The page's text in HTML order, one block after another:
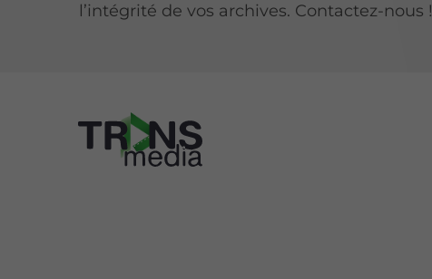
l’intégrité de vos archives. Contactez-nous !